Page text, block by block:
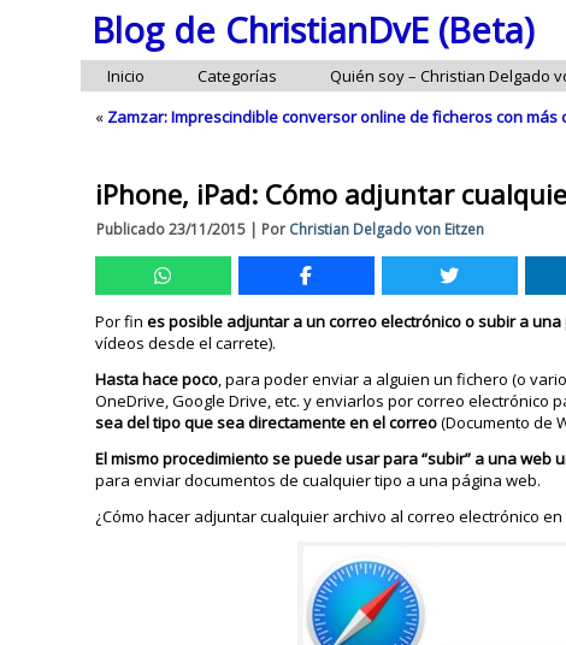
Blog de ChristianDvE (Beta)
Inicio Categorías Quién soy – Christian Delgado
« Zamzar: Imprescindible conversor online de ficheros con más
iPhone, iPad: Cómo adjuntar
Publicado23/11/2015 | Por Christian Delgado von Eitzen
Por fines posible adjuntar a un correo electrónico o subir a
vídeos desde el carrete).
Hasta hace poco, para poder enviar a alguien un fichero (o
OneDrive, Google Drive, etc. y enviarlos por correo
sea del tipo que seadirectamente en el correo(Documento de
El mismo procedimiento se puede usar para “subir” a una web
para enviar documentos de cualquier tipo a una página web.
¿Cómo hacer adjuntar cualquier archivo al correo electrónico